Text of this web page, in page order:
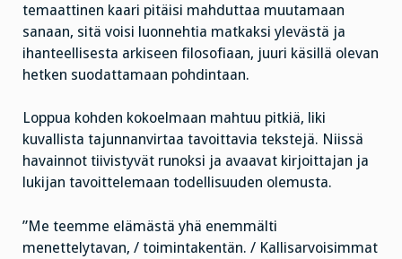
temaattinen kaari pitäisi mahduttaa muutamaan
sanaan, sitä voisi luonnehtia matkaksi ylevästä ja
ihanteellisesta arkiseen filosofiaan, juuri käsillä olevan
hetken suodattamaan pohdintaan.
Loppua kohden kokoelmaan mahtuu pitkiä, liki
kuvallista tajunnanvirtaa tavoittavia tekstejä. Niissä
havainnot tiivistyvät runoksi ja avaavat kirjoittajan ja
lukijan tavoittelemaan todellisuuden olemusta.
”Me teemme elämästä yhä enemmälti
menettelytavan, / toimintakentän. / Kallisarvoisimmat